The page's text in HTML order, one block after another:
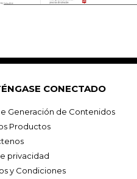
CONECTADO
Generación de Contenidos
Productos
privacidad
y Condiciones